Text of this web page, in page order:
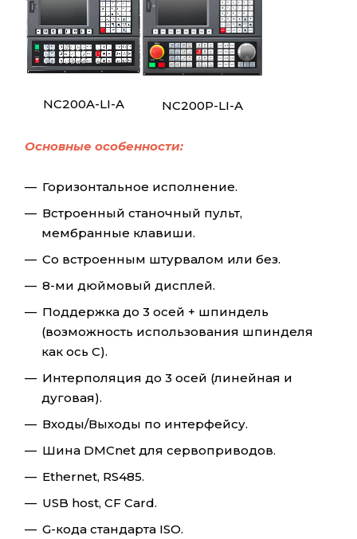
NC200A-LI-A NC200P-LI-A
Основные особенности:
Горизонтальное исполнение.
Встроенный станочный пульт,
мембранные клавиши.
Со встроенным штурвалом или без.
8-ми дюймовый дисплей.
Поддержка до 3 осей + шпиндель
(возможность использования шпинделя
как ось C).
Интерполяция до 3 осей (линейная и
дуговая).
Входы/Выходы по интерфейсу.
Шина DMCnet для сервоприводов.
Ethernet, RS485.
USB host, CF Card.
G-кода стандарта ISO.